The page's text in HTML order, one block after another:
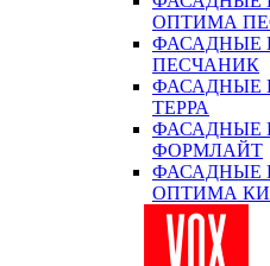
ОПТИМА
ФАСАДНЫЕ
ПЕСЧАНИК
ФАСАДНЫЕ
ТЕРРА
ФАСАДНЫЕ
ФОРМЛАЙТ
ФАСАДНЫЕ
ОПТИМА